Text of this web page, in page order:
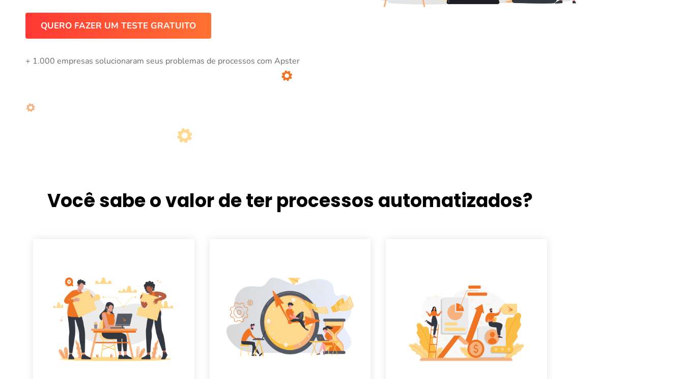
QUERO FAZER UM TESTE GRATUITO
+ 1.000 empresas solucionaram seus problemas de processos com Apster
Você sabe o valor de ter processos automatizados?